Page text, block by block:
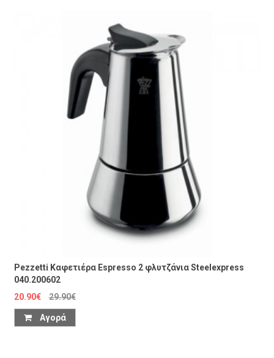
Pezzetti Καφετιέρα Espresso 2 φλυτζάνια Steelexpress
040.200602
20.90€
29.90€
Αγορά